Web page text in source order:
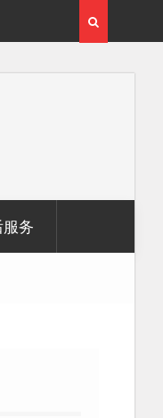
取及面积动态变化研究
务